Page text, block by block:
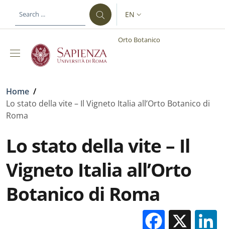
LANGUAGE SWITCHER:
EN
Orto Botanico
Breadcrumb
Home /
Lo stato della vite – Il Vigneto Italia all’Orto Botanico di
Roma
Lo stato della vite – Il
Vigneto Italia all’Orto
Botanico di Roma
X